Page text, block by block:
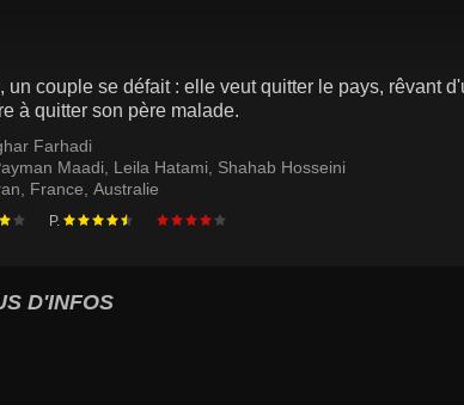
un couple se défait : elle veut quitter le pays, rêvant
à quitter son père malade.
Farhadi
Maadi Leila Hatami
Shahab Hosseini
France Australie
P.
D'INFOS